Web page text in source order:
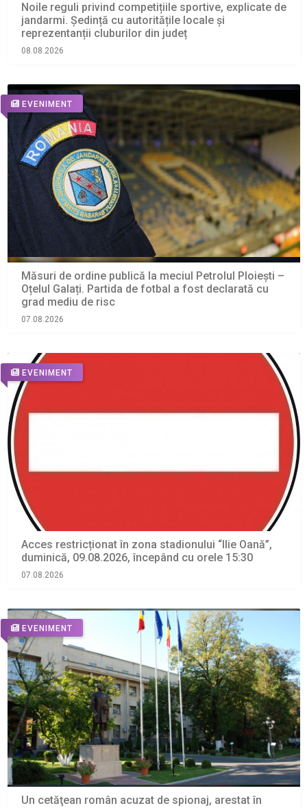
Noile reguli privind competițiile sportive, explicate de
jandarmi. Ședință cu autoritățile locale și
reprezentanții cluburilor din județ
08.08.2026
EVENIMENT
Măsuri de ordine publică la meciul Petrolul Ploiești –
Oțelul Galați. Partida de fotbal a fost declarată cu
grad mediu de risc
07.08.2026
EVENIMENT
Acces restricționat în zona stadionului “Ilie Oană”,
duminică, 09.08.2026, începând cu orele 15:30
07.08.2026
EVENIMENT
Un cetăţean român acuzat de spionaj, arestat în